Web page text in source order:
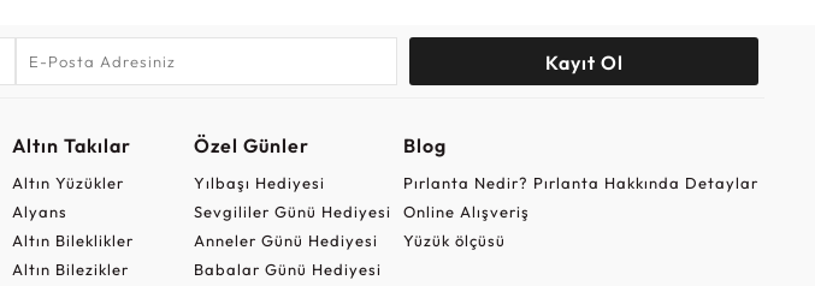
Kayıt Ol
Altın Takılar
Altın Yüzükler
Alyans
Altın Bileklikler
Altın Bilezikler
Özel Günler
Yılbaşı Hediyesi
Sevgililer Günü Hediyesi
Anneler Günü Hediyesi
Babalar Günü Hediyesi
Blog
Pırlanta Nedir? Pırlanta Hakkında Detaylar
Online Alışveriş
Yüzük ölçüsü